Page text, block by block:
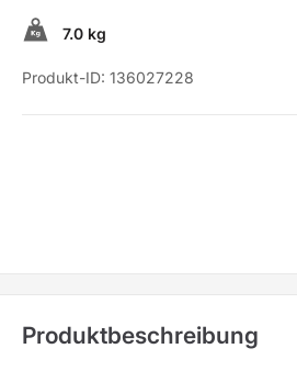
7.0 kg
Produkt-ID: 136027228
Produktbeschreibung